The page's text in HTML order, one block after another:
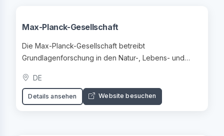
Max-Planck-Gesellschaft
Die Max-Planck-Gesellschaft betreibt
Grundlagenforschung in den Natur-, Lebens- und
DE
Details ansehen Website besuchen